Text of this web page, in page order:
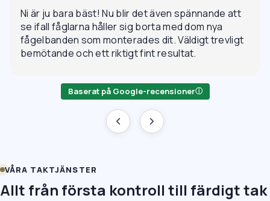
Ni är ju bara bäst! Nu blir det även spännande att
se ifall fåglarna håller sig borta med dom nya
fågelbanden som monterades dit. Väldigt trevligt
bemötande och ett riktigt fint resultat.
Baserat på Google-recensionerⓘ
VÅRA TAKTJÄNSTER
Allt från första kontroll till färdigt tak